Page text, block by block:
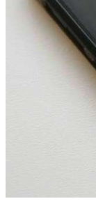
Сладкий
парке
заключены